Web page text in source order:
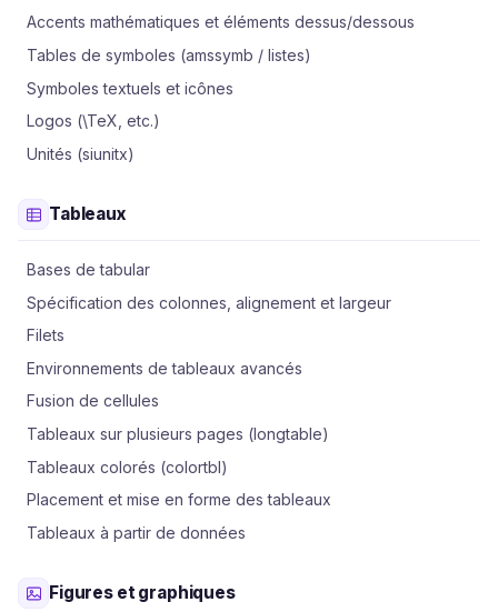
Accents mathématiques et éléments dessus/dessous
Tables de symboles (amssymb / listes)
Symboles textuels et icônes
Logos (\TeX, etc.)
Unités (siunitx)
Tableaux
Bases de tabular
Spécification des colonnes, alignement et largeur
Filets
Environnements de tableaux avancés
Fusion de cellules
Tableaux sur plusieurs pages (longtable)
Tableaux colorés (colortbl)
Placement et mise en forme des tableaux
Tableaux à partir de données
Figures et graphiques